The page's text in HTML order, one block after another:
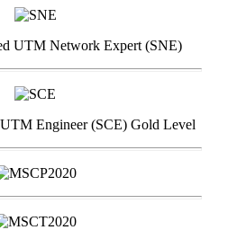
UTM Network Expert (SNE)
Engineer (SCE) Gold Level